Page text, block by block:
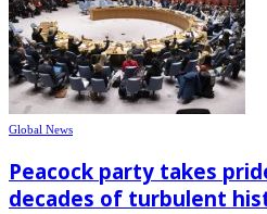
Global News
Peacock party takes
decades of turbulent